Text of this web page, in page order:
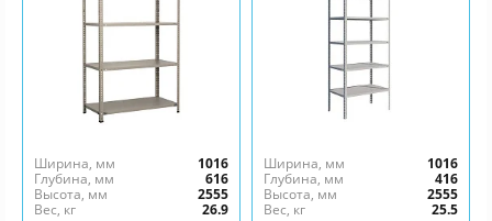
Ширина, мм
1016
Глубина, мм
616
Высота, мм
2555
Вес, кг
26.9
Ширина, мм
1016
Глубина, мм
416
Высота, мм
2555
Вес, кг
25.5